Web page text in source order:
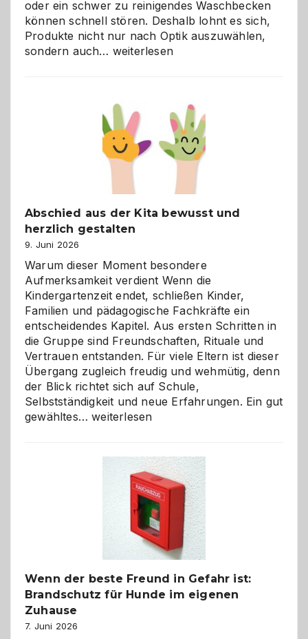
oder ein schwer zu reinigendes Waschbecken
können schnell stören. Deshalb lohnt es sich,
Produkte nicht nur nach Optik auszuwählen,
sondern auch… Bad
besser
verstehen
weiterlesen
Abschied aus der Kita bewusst und
herzlich gestalten
9. Juni 2026
Warum dieser Moment besondere
Aufmerksamkeit verdient Wenn die
Kindergartenzeit endet, schließen Kinder,
Familien und pädagogische Fachkräfte ein
entscheidendes Kapitel. Aus ersten Schritten in
die Gruppe sind Freundschaften, Rituale und
Vertrauen entstanden. Für viele Eltern ist dieser
Übergang zugleich freudig und wehmütig, denn
der Blick richtet sich auf Schule,
Selbstständigkeit und neue Erfahrungen. Ein gut
gewähltes…Abschied
bewusst
herzlich
gestalten
weiterlesen
Wenn der beste Freund in Gefahr ist:
Brandschutz für Hunde im eigenen
Zuhause
7. Juni 2026